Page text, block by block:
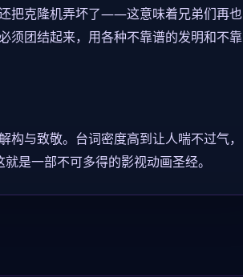
把克隆机弄坏了——这意味着兄弟们再也
须团结起来，用各种不靠谱的发明和不靠
与致敬。台词密度高到让人喘不过气，
是一部不可多得的影视动画圣经。